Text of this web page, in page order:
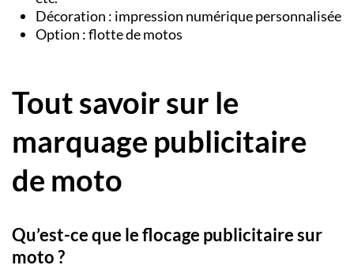
Décoration : impression numérique personnalisée
Option : flotte de motos
Tout savoir sur le
marquage publicitaire
de moto
Qu’est-ce que le flocage publicitaire sur
moto ?